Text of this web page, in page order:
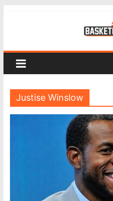
Justise Winslow